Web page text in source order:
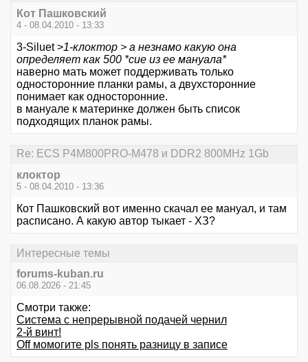
Кот Пашковский
4 - 08.04.2010 - 13:33
3-Siluet >1-клоктор > а незнамо какую она
определяет как 500 *сие из ее мануала*
наверно мать может поддерживать только
односторонние планки рамы, а двухсторонние
понимает как односторонние.
в мануале к материнке должен быть список
подходящих планок рамы.
Re: ECS P4M800PRO-M478 и DDR2 800MHz 1Gb
клоктор
5 - 08.04.2010 - 13:36
Кот Пашковский вот именно скачал ее мануал, и там
расписано. А какую автор тыкает - ХЗ?
Интересные темы
forums-kuban.ru
06.08.2026 - 21:45
Смотри также:
Система с непрерывной подачей чернил
2-й винт!
Оff момогите pls понять разницу в записе